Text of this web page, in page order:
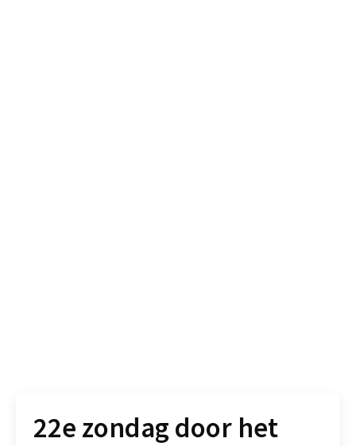
22e zondag door het